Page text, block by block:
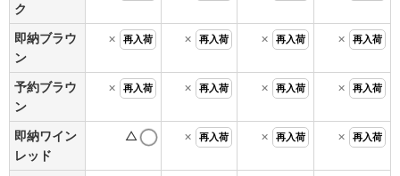
ク
即納ブラウ
ン
× 再入荷 × 再入荷 × 再入荷 × 再入荷
予約ブラウ
ン
× 再入荷 × 再入荷 × 再入荷 × 再入荷
即納ワイン
レッド
△ × 再入荷 × 再入荷 × 再入荷